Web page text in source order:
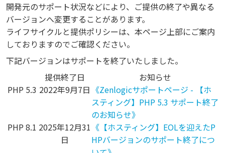
開発元のサポート状況などにより、ご提供の終了や異なる
バージョンへ変更することがあります。
ライフサイクルと提供ポリシーは、本ページ上部にご案内
しておりますのでご確認ください。
下記バージョンはサポートを終了いたしました。
提供終了日
お知らせ
PHP 5.3 2022年9月7日 《Zenlogicサポートページ - 【ホ
スティング】PHP 5.3 サポート終了
のお知らせ》
PHP 8.1 2025年12月31
日
《【ホスティング】EOLを迎えたP
HPバージョンのサポート終了につ